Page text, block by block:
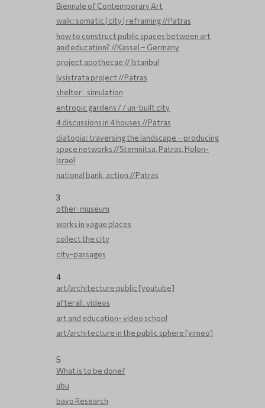
Biennale of Contemporary Art
walk: somatic | city | reframing //Patras
how to construct public spaces between art
and education? //Kassel – Germany
project apothecae // Istanbul
lysistrata project //Patras
shelter _ simulation
entropic gardens / / un-built city
4 discussions in 4 houses //Patras
diatopia: traversing the landscape – producing
space networks //Stemnitsa, Patras, Holon-
Israel
national bank, action //Patras
3
other-museum
works in vague places
collect the city
city-passages
4
art/architecture public [youtube]
afterall. videos
art and education- video school
art/architecture in the public sphere [vimeo]
5
What is to be done?
ubu
bavo Research